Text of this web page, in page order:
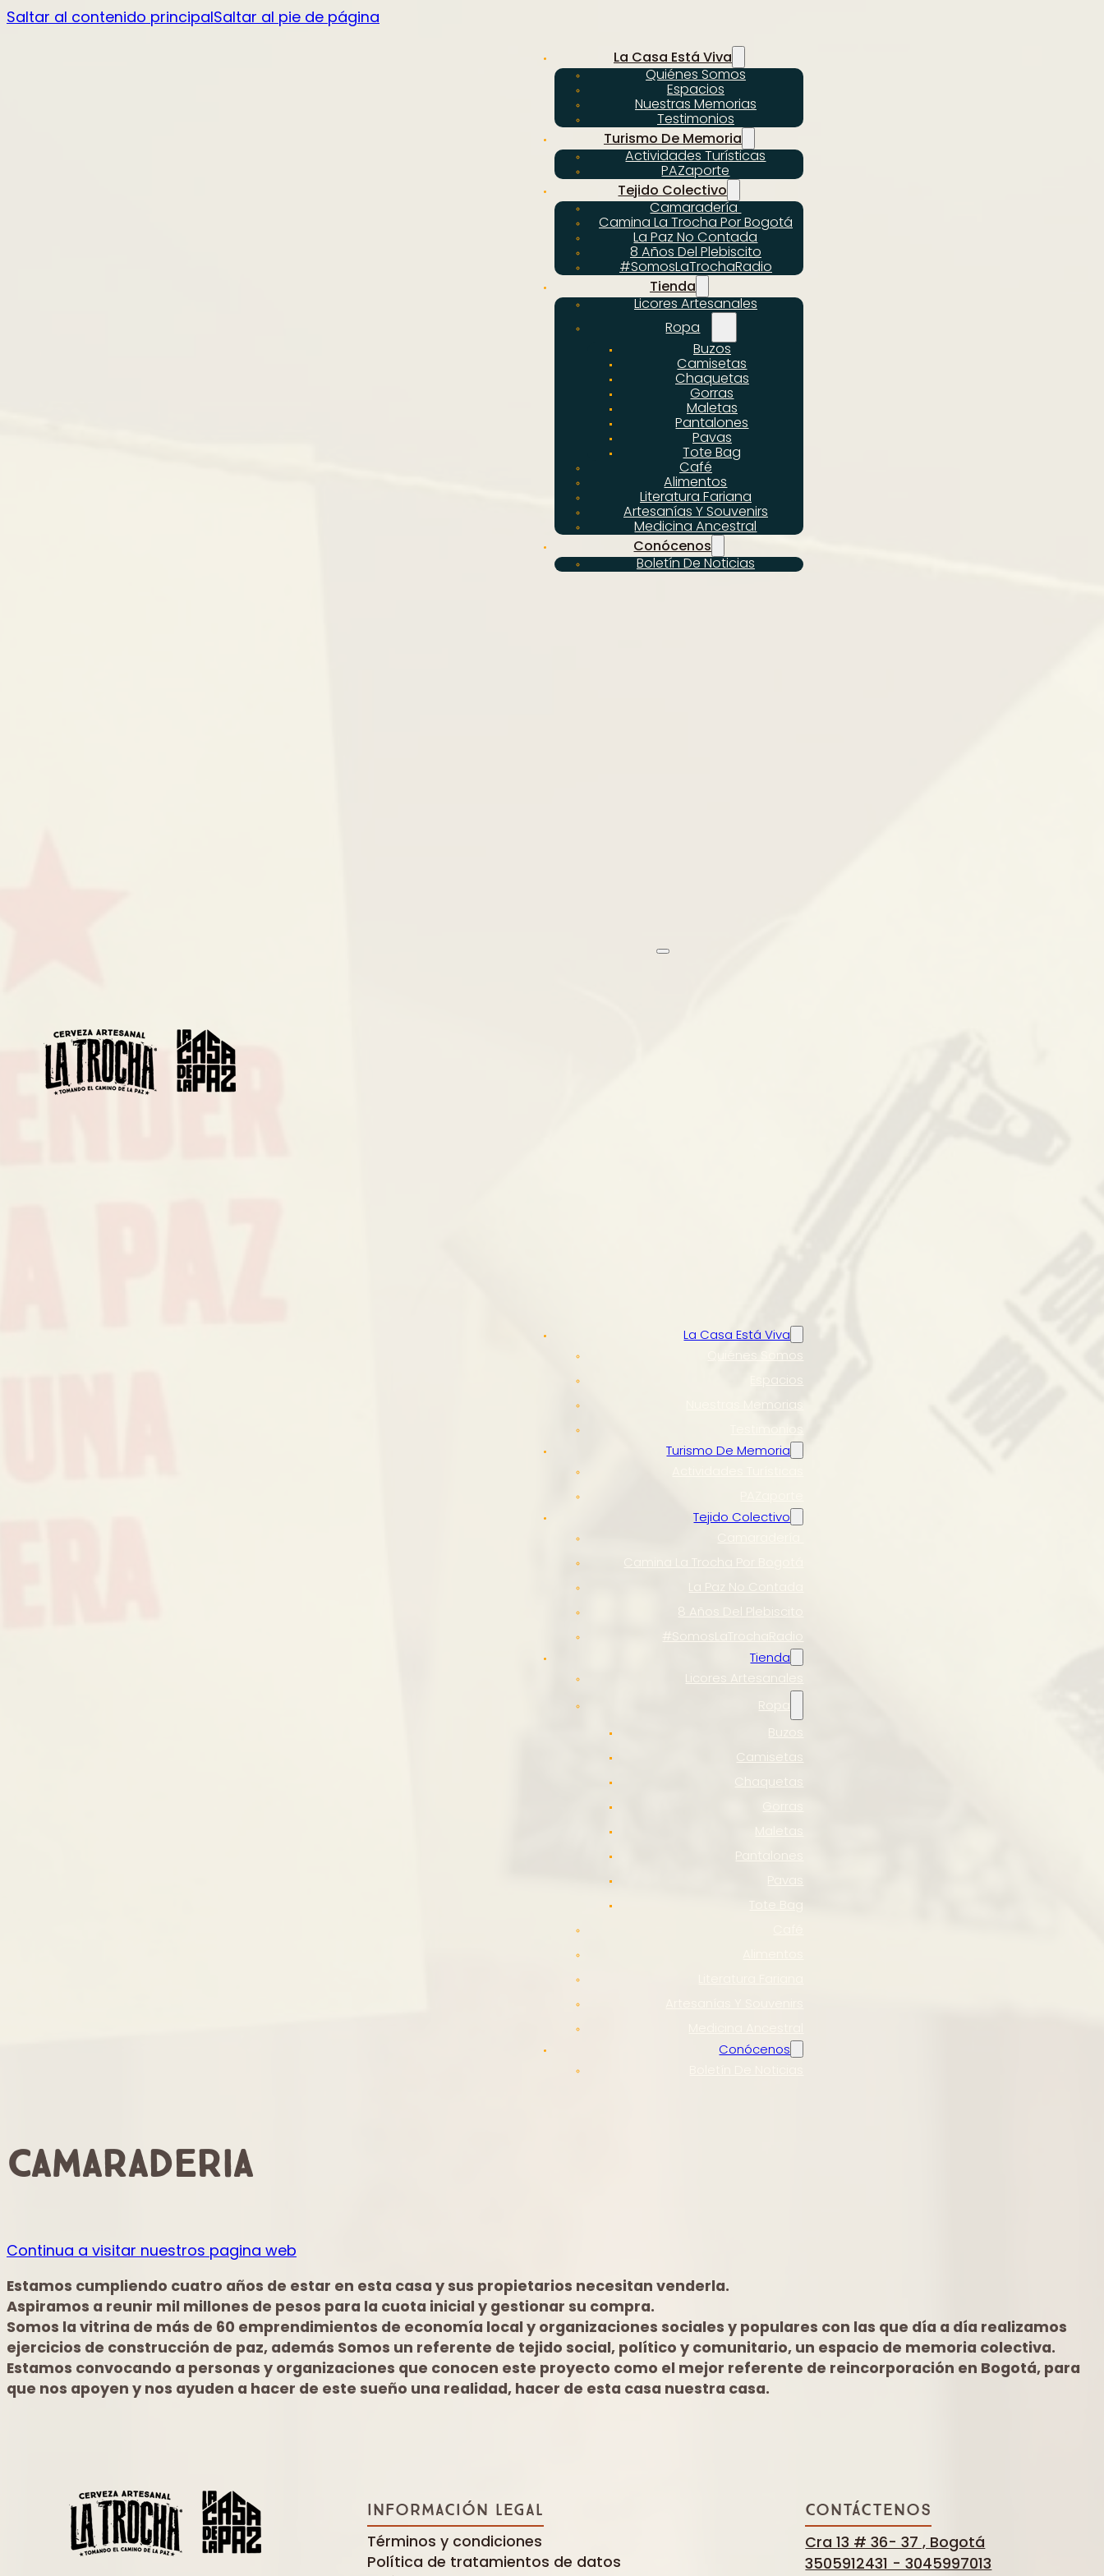
Saltar al contenido principalSaltar al pie de página
La Casa Está Viva
Quiénes Somos
Espacios
Nuestras Memorias
Testimonios
Turismo De Memoria
Actividades Turísticas
PAZaporte
Tejido Colectivo
Camaradería
Camina La Trocha Por Bogotá
La Paz No Contada
8 Años Del Plebiscito
#SomosLaTrochaRadio
Tienda
Licores Artesanales
Ropa
Buzos
Camisetas
Chaquetas
Gorras
Maletas
Pantalones
Pavas
Tote Bag
Café
Alimentos
Literatura Fariana
Artesanías Y Souvenirs
Medicina Ancestral
Conócenos
Boletín De Noticias
La Casa Está Viva
Quiénes Somos
Espacios
Nuestras Memorias
Turismo De Memoria
Tejido Colectivo
8 Años Del Plebiscito
#SomosLaTrochaRadio
Tienda
Licores Artesanales
Ropa
Buzos
Camisetas
Chaquetas
Maletas
Pantalones
Tote Bag
Conócenos
Camaraderia
Continua a visitar nuestros pagina web
Estamos cumpliendo cuatro años de estar en esta casa y sus propietarios necesitan venderla.
Aspiramos a reunir mil millones de pesos para la cuota inicial y gestionar su compra.
Somos la vitrina de más de 60 emprendimientos de economía local y organizaciones sociales y populares con las que día a día realizamos
ejercicios de construcción de paz, además Somos un referente de tejido social, político y comunitario, un espacio de memoria colectiva.
Estamos convocando a personas y organizaciones que conocen este proyecto como el mejor referente de reincorporación en Bogotá, para
que nos apoyen y nos ayuden a hacer de este sueño una realidad, hacer de esta casa nuestra casa.
INFORMACIÓN LEGAL
Términos y condiciones
Política de tratamientos de datos
CONTÁCTENOS
Cra 13 # 36- 37 , Bogotá
3505912431 - 3045997013